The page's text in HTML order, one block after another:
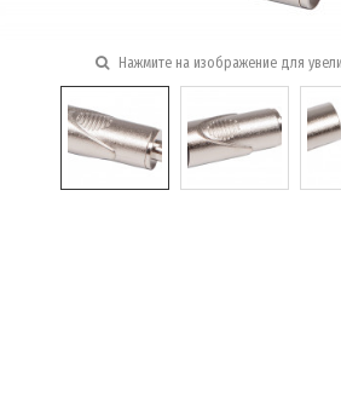
Нажмите на изображение для